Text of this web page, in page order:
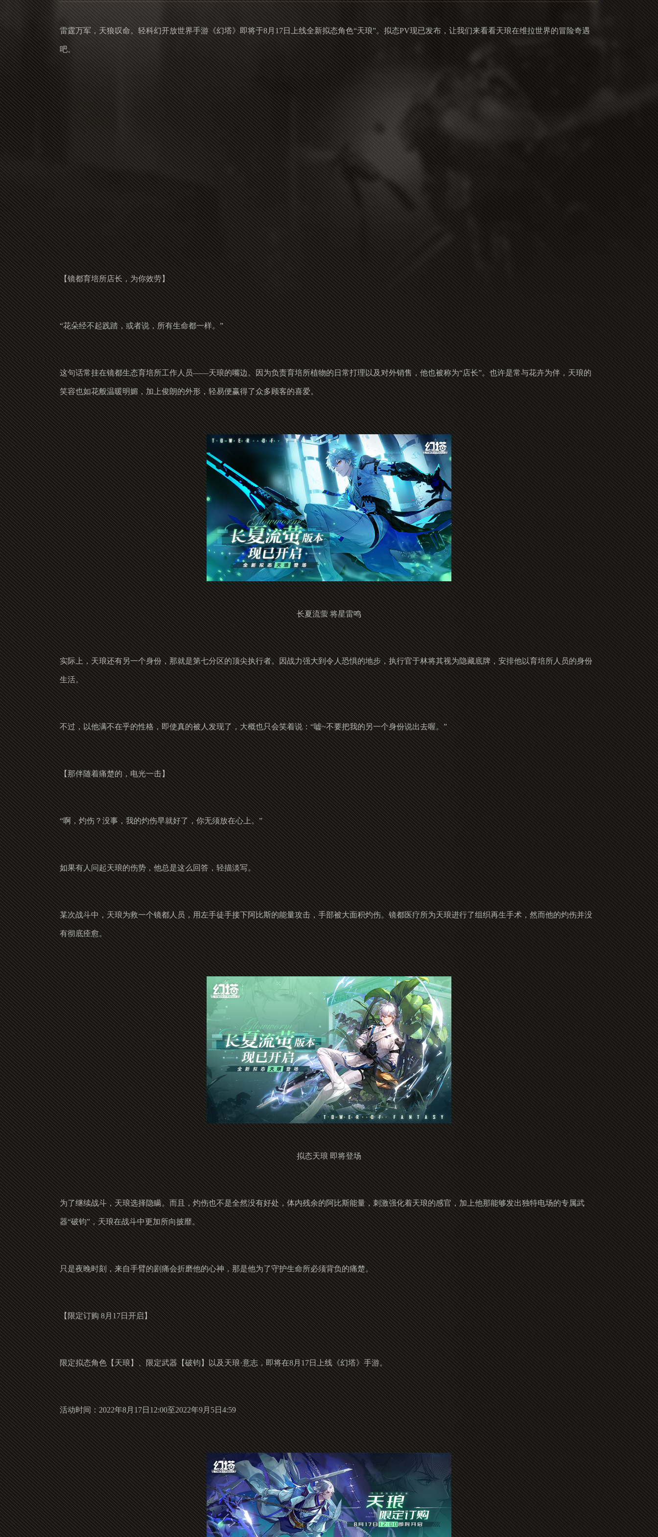
雷霆万军，天狼叹命。轻科幻开放世界手游《幻塔》即将于8月17日上线全新拟态角色“天琅”。拟态PV现已发布，让我们来看看天琅在维拉世界的冒险奇遇
吧。
【镜都育培所店长，为你效劳】
“花朵经不起践踏，或者说，所有生命都一样。”
这句话常挂在镜都生态育培所工作人员——天琅的嘴边。因为负责育培所植物的日常打理以及对外销售，他也被称为“店长”。也许是常与花卉为伴，天琅的
笑容也如花般温暖明媚，加上俊朗的外形，轻易便赢得了众多顾客的喜爱。
长夏流萤 将星雷鸣
实际上，天琅还有另一个身份，那就是第七分区的顶尖执行者。因战力强大到令人恐惧的地步，执行官于林将其视为隐藏底牌，安排他以育培所人员的身份
生活。
不过，以他满不在乎的性格，即使真的被人发现了，大概也只会笑着说：“嘘~不要把我的另一个身份说出去喔。”
【那伴随着痛楚的，电光一击】
“啊，灼伤？没事，我的灼伤早就好了，你无须放在心上。”
如果有人问起天琅的伤势，他总是这么回答，轻描淡写。
某次战斗中，天琅为救一个镜都人员，用左手徒手接下阿比斯的能量攻击，手部被大面积灼伤。镜都医疗所为天琅进行了组织再生手术，然而他的灼伤并没
有彻底痊愈。
拟态天琅 即将登场
为了继续战斗，天琅选择隐瞒。而且，灼伤也不是全然没有好处，体内残余的阿比斯能量，刺激强化着天琅的感官，加上他那能够发出独特电场的专属武
器“破钧”，天琅在战斗中更加所向披靡。
只是夜晚时刻，来自手臂的剧痛会折磨他的心神，那是他为了守护生命所必须背负的痛楚。
【限定订购 8月17日开启】
限定拟态角色【天琅】、限定武器【破钧】以及天琅·意志，即将在8月17日上线《幻塔》手游。
活动时间：2022年8月17日12:00至2022年9月5日4:59